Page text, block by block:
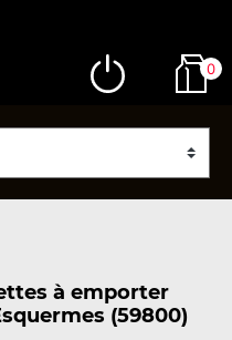
0
à emporter
(59800)